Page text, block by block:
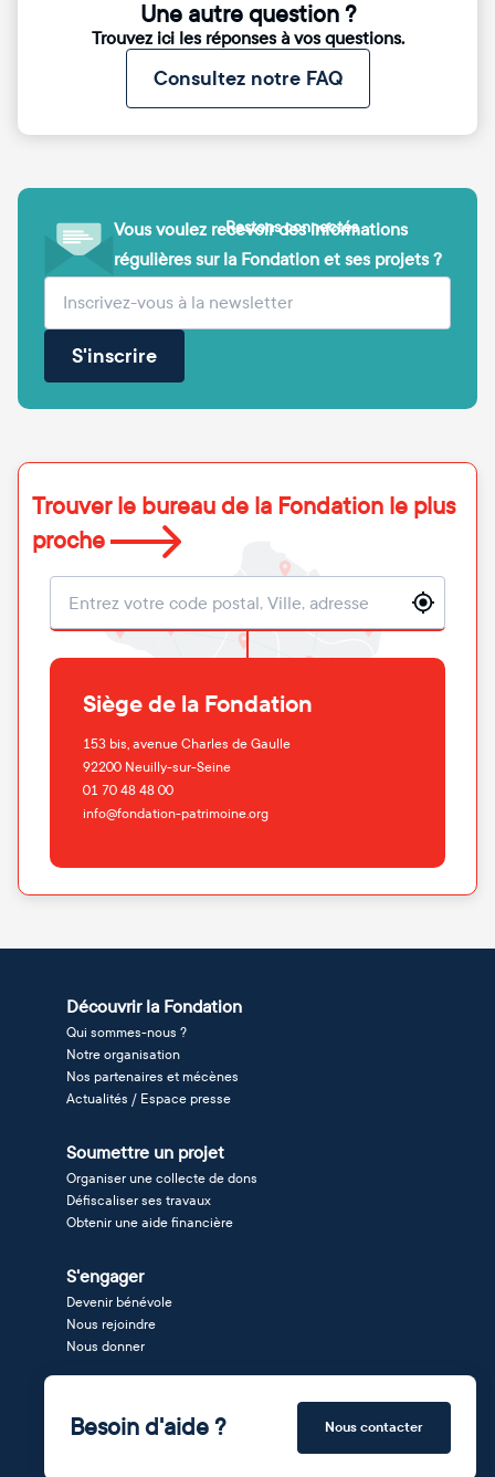
Une autre question ?
Trouvez ici les réponses à vos questions.
Consultez notre FAQ
Vous voulez recevoir des informations
régulières sur la Fondation et ses projets ?
Votre adresse e-mail (obligatoire)
S'inscrire
Restons connectés
Trouver le bureau de la Fondation le plus
proche
Localisation
Siège de la Fondation
153 bis, avenue Charles de Gaulle
92200 Neuilly-sur-Seine
01 70 48 48 00
info@fondation-patrimoine.org
Découvrir la Fondation
Qui sommes-nous ?
Notre organisation
Nos partenaires et mécènes
Actualités / Espace presse
Soumettre un projet
Organiser une collecte de dons
Défiscaliser ses travaux
Obtenir une aide financière
S'engager
Devenir bénévole
Nous rejoindre
Nous donner
Besoin d'aide ? Nous contacter